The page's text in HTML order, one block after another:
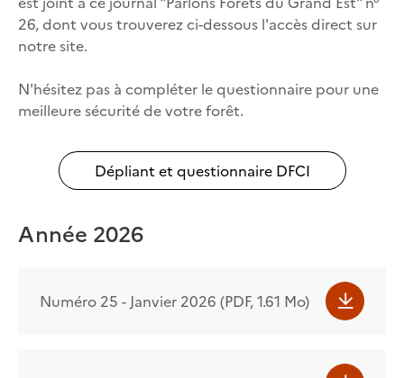
26, dont vous trouverez ci-dessous l'accès direct sur
notre site.
N'hésitez pas à compléter le questionnaire pour une
meilleure sécurité de votre forêt.
Dépliant et questionnaire DFCI
Année 2026
Numéro 25 - Janvier 2026 (PDF, 1.61 Mo)